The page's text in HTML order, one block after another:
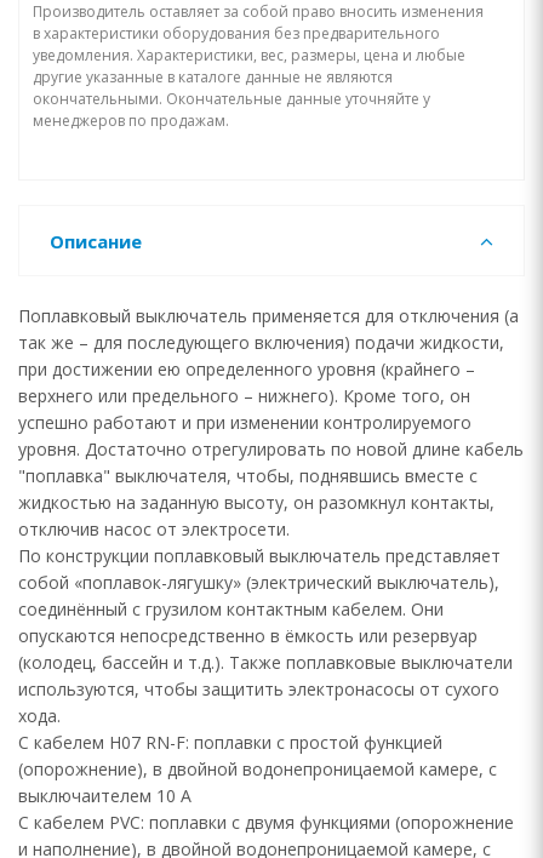
Производитель оставляет за собой право вносить изменения
в характеристики оборудования без предварительного
уведомления. Характеристики, вес, размеры, цена и любые
другие указанные в каталоге данные не являются
окончательными. Окончательные данные уточняйте у
менеджеров по продажам.
Описание
Поплавковый выключатель применяется для отключения (а
так же – для последующего включения) подачи жидкости,
при достижении ею определенного уровня (крайнего –
верхнего или предельного – нижнего). Кроме того, он
успешно работают и при изменении контролируемого
уровня. Достаточно отрегулировать по новой длине кабель
"поплавка" выключателя, чтобы, поднявшись вместе с
жидкостью на заданную высоту, он разомкнул контакты,
отключив насос от электросети.
По конструкции поплавковый выключатель представляет
собой «поплавок-лягушку» (электрический выключатель),
соединённый с грузилом контактным кабелем. Они
опускаются непосредственно в ёмкость или резервуар
(колодец, бассейн и т.д.). Также поплавковые выключатели
используются, чтобы защитить электронасосы от сухого
хода.
С кабелем H07 RN-F: поплавки с простой функцией
(опорожнение), в двойной водонепроницаемой камере, с
выключаителем 10 А
С кабелем PVC: поплавки с двумя функциями (опорожнение
и наполнение), в двойной водонепроницаемой камере, с